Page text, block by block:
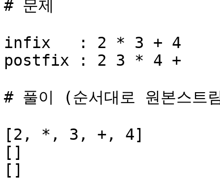
# 문제
infix   : 2 * 3 + 4
postfix : 2 3 * 4 +
# 풀이 (순서대로 원본스트
[2, *, 3, +, 4]
[]
[]